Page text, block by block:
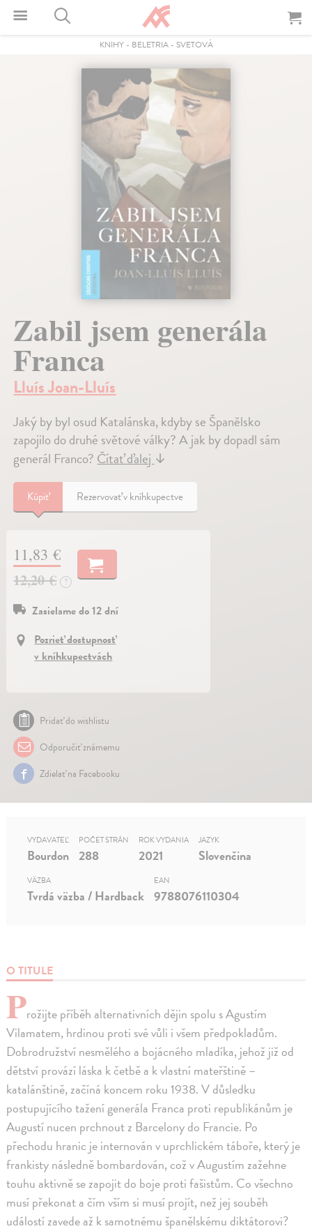
KNIHY- BELETRIA- SVETOVÁ
Zabil jsem generála
Franca
Lluís Joan-Lluís
Jaký by byl osud Katalánska, kdyby se Španělsko
zapojilo do druhé světové války? A jak by dopadl sám
generál Franco? Čítať ďalej ↓
Kúpiť Rezervovať v kníhkupectve
11,83 €
12,20 €
?
Zasielame do 12 dní
Pozrieť dostupnosť
v kníhkupectvách
Pridať do wishlistu
Odporučiť známemu
Zdielať na Facebooku
O TITULE
Prožijte příběh alternativních dějin spolu s Agustím
Vilamatem, hrdinou proti své vůli i všem předpokladům.
Dobrodružství nesmělého a bojácného mladíka, jehož již od
dětství provází láska k četbě a k vlastní mateřštině –
katalánštině, začíná koncem roku 1938. V důsledku
postupujícího tažení generála Franca proti republikánům je
Augustí nucen prchnout z Barcelony do Francie. Po
přechodu hranic je internován v uprchlickém táboře, který je
frankisty následně bombardován, což v Augustím zažehne
touhu aktivně se zapojit do boje proti fašistům. Co všechno
musí překonat a čím vším si musí projít, než jej souběh
událostí zavede až k samotnému španělskému diktátorovi?
VYDAVATEĽ
Bourdon
POČET STRÁN
288
ROK VYDANIA
2021
JAZYK
Slovenčina
VÄZBA
Tvrdá väzba / Hardback
EAN
9788076110304